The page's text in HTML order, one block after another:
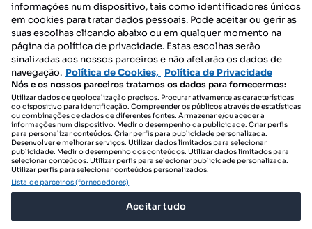
Mapa do Site
Contacte-nos
SIGA-NOS:
DESCARREGAR NA:
informações num dispositivo, tais como identificadores únicos
em cookies para tratar dados pessoais. Pode aceitar ou gerir as
suas escolhas clicando abaixo ou em qualquer momento na
página da política de privacidade. Estas escolhas serão
sinalizadas aos nossos parceiros e não afetarão os dados de
navegação. Política de Cookies, Política de Privacidade
Nós e os nossos parceiros tratamos os dados para fornecermos:
Utilizar dados de geolocalização precisos. Procurar ativamente as características
do dispositivo para identificação. Compreender os públicos através de estatísticas
ou combinações de dados de diferentes fontes. Armazenar e/ou aceder a
informações num dispositivo. Medir o desempenho da publicidade. Criar perfis
para personalizar conteúdos. Criar perfis para publicidade personalizada.
Desenvolver e melhorar serviços. Utilizar dados limitados para selecionar
publicidade. Medir o desempenho dos conteúdos. Utilizar dados limitados para
selecionar conteúdos. Utilizar perfis para selecionar publicidade personalizada.
Utilizar perfis para selecionar conteúdos personalizados.
Lista de parceiros (fornecedores)
Aceitar tudo